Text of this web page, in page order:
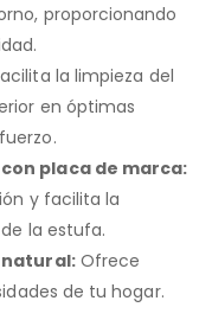
proporcionando
la limpieza del
en óptimas
placa de marca:
y facilita la
la estufa.
natural: Ofrece
de tu hogar.